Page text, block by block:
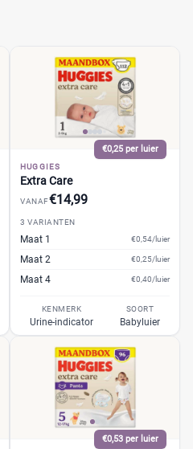
€0,25 per luier
HUGGIES
Extra Care
VANAF€14,99
3 VARIANTEN
Maat 1 €0,54/luier
Maat 2 €0,25/luier
Maat 4 €0,40/luier
KENMERK
Urine-indicator
SOORT
Babyluier
€0,53 per luier